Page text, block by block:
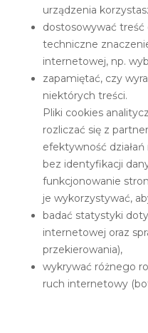
urządzenia
dostosowywać
techniczne
internetowej, np.
zapamiętać, czy
niektórych treści.
Pliki cookies
rozliczać się z
efektywność
bez identyfikacji
funkcjonowanie
je wykorzystywać,
badać statystyki
internetowej oraz
przekierowania),
wykrywać różnego
ruch internetowy